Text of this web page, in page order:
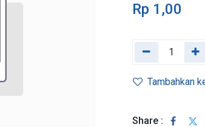
Rp 1,00
Tambahkan
Share :